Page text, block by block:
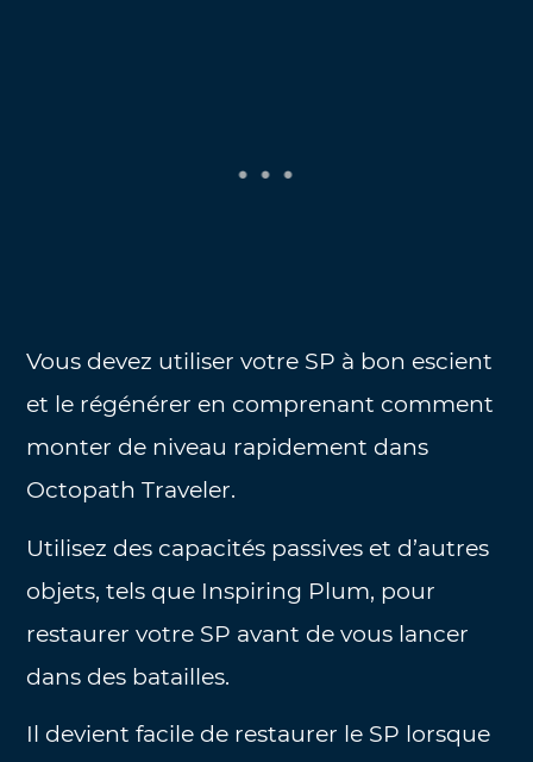
Vous devez utiliser votre SP à bon escient
et le régénérer en comprenant comment
monter de niveau rapidement dans
Octopath Traveler.
Utilisez des capacités passives et d’autres
objets, tels que Inspiring Plum, pour
restaurer votre SP avant de vous lancer
dans des batailles.
Il devient facile de restaurer le SP lorsque